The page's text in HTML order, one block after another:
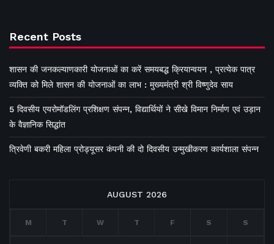
Recent Posts
शासन की जनकल्याणकारी योजनाओं का करें समयबद्ध क्रियान्वयन , प्रत्येक पात्र
व्यक्ति को मिले शासन की योजनाओं का लाभ : मुख्यमंत्री श्री विष्णुदेव साय
5 दिवसीय एयरोमॉडलिंग प्रशिक्षण संपन्न, विद्यार्थियों ने सीखे विमान निर्माण एवं उड़ान
के वैज्ञानिक सिद्धांत
त्रिवेणी बकरी महिला प्रोड्यूसर कंपनी की दो दिवसीय उन्मुखीकरण कार्यशाला संपन्न
AUGUST 2026
M T W T F S S